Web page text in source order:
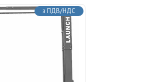
з ПДВ/НДС